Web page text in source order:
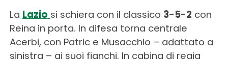
La Lazio si schiera con il classico 3-5-2 con
Reina in porta. In difesa torna centrale
Acerbi, con Patric e Musacchio – adattato a
sinistra – ai suoi fianchi. In cabina di regia